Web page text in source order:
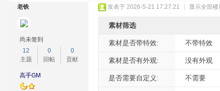
老铁
尚未签到
12
主题
0
回帖
0
贡献
高手GM
发表于 2026-5-21 17:27:21 显示全部楼
素材筛选
素材是否带特效: 不带特效
素材是否有外观: 没有外观
是否需要自定义: 不需要